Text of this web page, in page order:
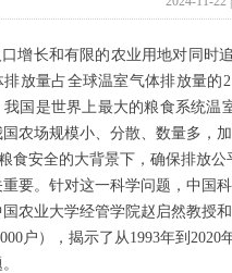
增长和有限的农业用地对同时
排放量占全球温室气体排放量的
我国是世界上最大的粮食系统温
农场规模小、分散、数量多，
食安全的大背景下，确保排放
要。针对这一科学问题，中国
农业大学经管学院赵启然教授
户），揭示了从1993年到 2020